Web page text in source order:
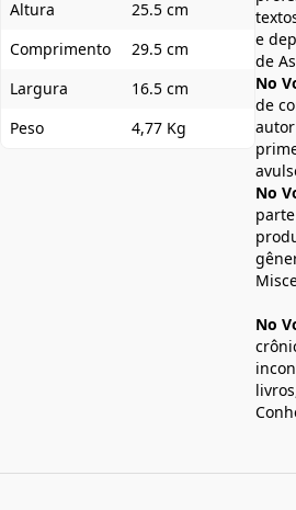
Altura
25.5 cm
Comprimento
29.5 cm
Largura
16.5 cm
Peso
4,77 Kg
e
de
No
de
No
No